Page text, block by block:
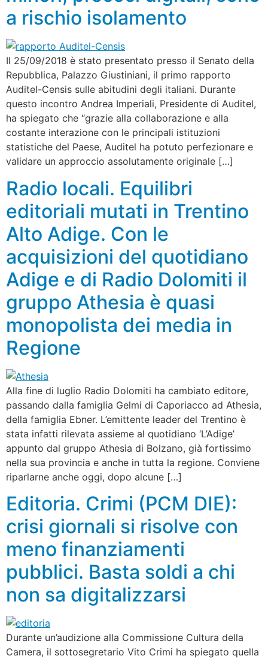
a rischio isolamento
Il 25/09/2018 è stato presentato presso il Senato della
Repubblica, Palazzo Giustiniani, il primo rapporto
Auditel-Censis sulle abitudini degli italiani. Durante
questo incontro Andrea Imperiali, Presidente di Auditel,
ha spiegato che “grazie alla collaborazione e alla
costante interazione con le principali istituzioni
statistiche del Paese, Auditel ha potuto perfezionare e
validare un approccio assolutamente originale […]
Radio locali. Equilibri
editoriali mutati in Trentino
Alto Adige. Con le
acquisizioni del quotidiano
Adige e di Radio Dolomiti il
gruppo Athesia è quasi
monopolista dei media in
Regione
Alla fine di luglio Radio Dolomiti ha cambiato editore,
passando dalla famiglia Gelmi di Caporiacco ad Athesia,
della famiglia Ebner. L’emittente leader del Trentino è
stata infatti rilevata assieme al quotidiano ‘L’Adige’
appunto dal gruppo Athesia di Bolzano, già fortissimo
nella sua provincia e anche in tutta la regione. Conviene
riparlarne anche oggi, dopo alcune […]
Editoria. Crimi (PCM DIE):
crisi giornali si risolve con
meno finanziamenti
pubblici. Basta soldi a chi
non sa digitalizzarsi
Durante un’audizione alla Commissione Cultura della
Camera, il sottosegretario Vito Crimi ha spiegato quella